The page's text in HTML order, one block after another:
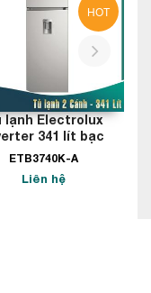
Inverter
giữ cho tủ lạnh
tiếng ồn mà vẫn
HOT
lạnh Electrolux
341 lít bạc
ETB3740K-A
Liên hệ